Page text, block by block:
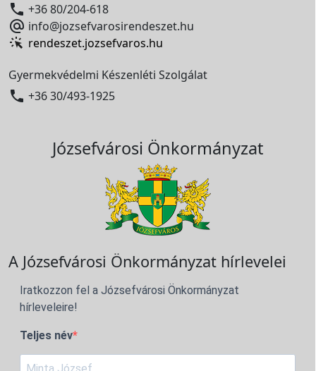
 +36 80/204-618
 info@jozsefvarosirendeszet.hu
rendeszet.jozsefvaros.hu
Gyermekvédelmi Készenléti Szolgálat
 +36 30/493-1925
Józsefvárosi Önkormányzat
A Józsefvárosi Önkormányzat hírlevelei
Iratkozzon fel a Józsefvárosi Önkormányzat
hírleveleire!
Teljes név